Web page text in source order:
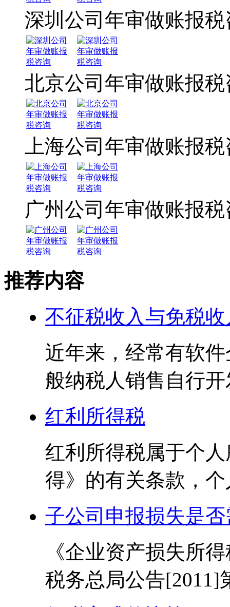
深圳公司年审做账报税
北京公司年审做账报税
上海公司年审做账报
广州公司年审做账报
推荐内容
不征税收入与免税
近年来，经常有软
般纳税人销售自行
红利所得税
红利所得税属于个
得》的有关条款，
子公司申报损失是
《企业资产损失所
税务总局公告[2011]